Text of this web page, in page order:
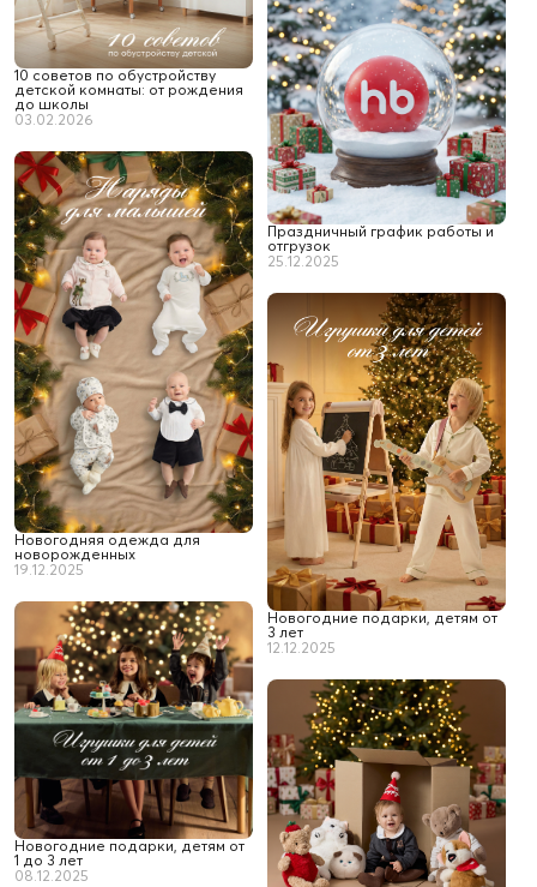
10 советов по обустройству
детской комнаты: от рождения
до школы
03.02.2026
Праздничный график работы и
отгрузок
25.12.2025
Новогодняя одежда для
новорожденных
19.12.2025
Новогодние подарки, детям от
3 лет
12.12.2025
Новогодние подарки, детям от
1 до 3 лет
08.12.2025